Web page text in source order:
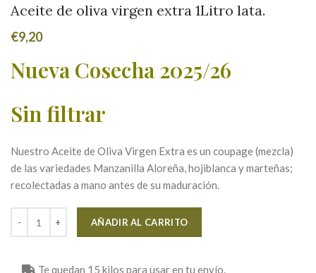
Aceite de oliva virgen extra 1Litro lata.
€9,20
Nueva Cosecha 2025/26
Sin filtrar
Nuestro Aceite de Oliva Virgen Extra es un coupage (mezcla)
de las variedades Manzanilla Aloreña, hojiblanca y marteñas;
recolectadas a mano antes de su maduración.
AÑADIR AL CARRITO
Te quedan 15 kilos para usar en tu envío.